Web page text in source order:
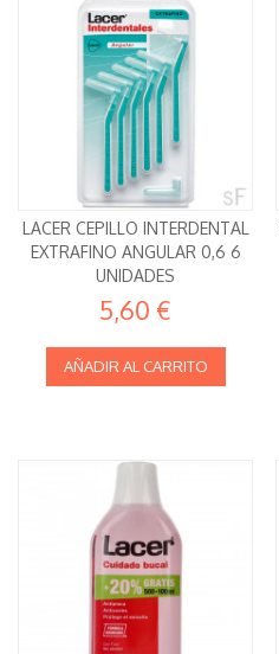
LACER CEPILLO INTERDENTAL
EXTRAFINO ANGULAR 0,6 6
UNIDADES
5,60 €
AÑADIR AL CARRITO